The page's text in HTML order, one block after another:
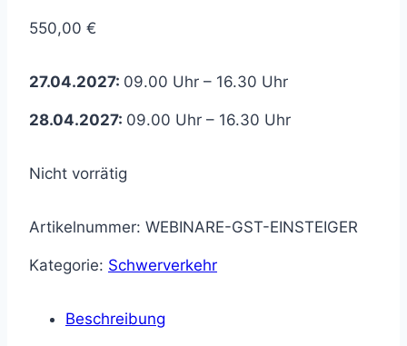
550,00 €
27.04.2027: 09.00 Uhr – 16.30 Uhr
28.04.2027: 09.00 Uhr – 16.30 Uhr
Nicht vorrätig
Artikelnummer: WEBINARE-GST-EINSTEIGER
Kategorie: Schwerverkehr
Beschreibung